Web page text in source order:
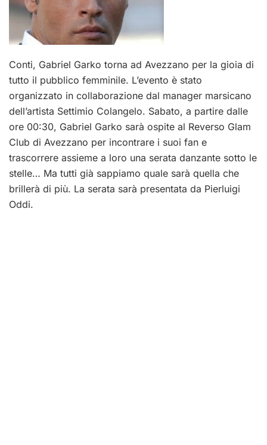
Conti, Gabriel Garko torna ad Avezzano per la gioia di
tutto il pubblico femminile. L’evento è stato
organizzato in collaborazione dal manager marsicano
dell’artista Settimio Colangelo. Sabato, a partire dalle
ore 00:30, Gabriel Garko sarà ospite al Reverso Glam
Club di Avezzano per incontrare i suoi fan e
trascorrere assieme a loro una serata danzante sotto le
stelle… Ma tutti già sappiamo quale sarà quella che
brillerà di più. La serata sarà presentata da Pierluigi
Oddi.